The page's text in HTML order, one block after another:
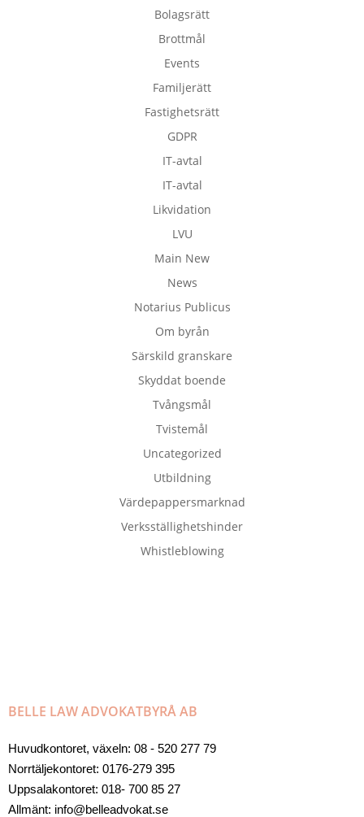
Bolagsrätt
Brottmål
Events
Familjerätt
Fastighetsrätt
GDPR
IT-avtal
IT-avtal
Likvidation
LVU
Main New
News
Notarius Publicus
Om byrån
Särskild granskare
Skyddat boende
Tvångsmål
Tvistemål
Uncategorized
Utbildning
Värdepappersmarknad
Verksställighetshinder
Whistleblowing
BELLE LAW ADVOKATBYRÅ AB
Huvudkontoret, växeln: 08 - 520 277 79
Norrtäljekontoret: 0176-279 395
Uppsalakontoret: 018- 700 85 27
Allmänt: info@belleadvokat.se